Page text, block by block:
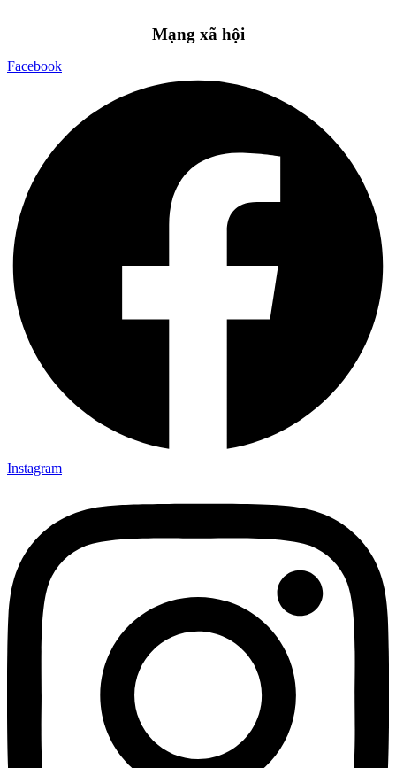
Mạng xã hội
Facebook
Instagram